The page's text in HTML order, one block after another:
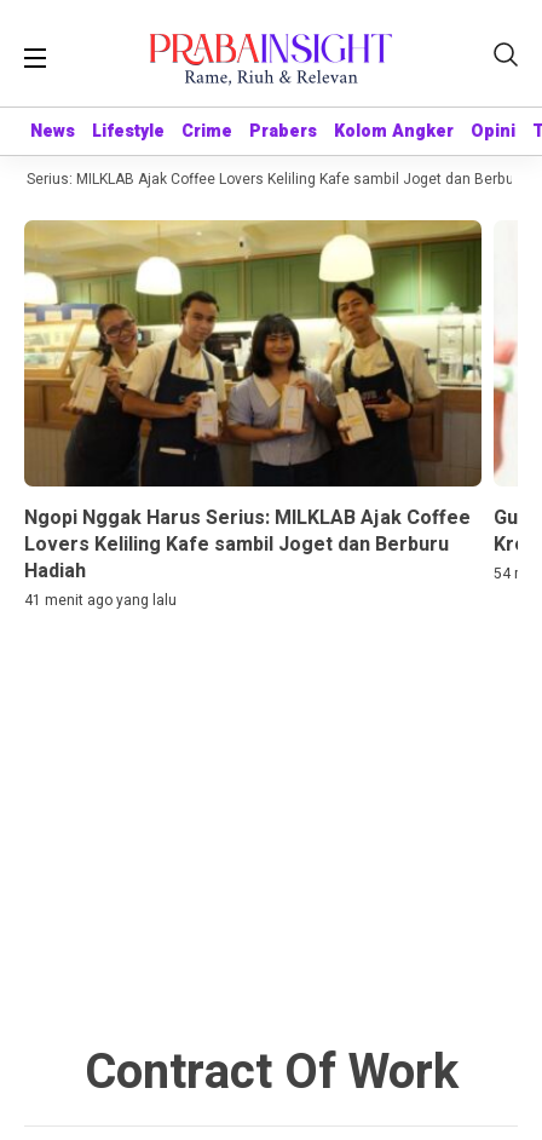
News Lifestyle Crime Prabers Kolom Angker Opini
News Lifestyle Crime Prabers Kolom Angker Opini
Serius: MILKLAB Ajak Coffee Lovers Keliling Kafe sambil Joget dan Berburu
Ngopi Nggak Harus Serius: MILKLAB Ajak Coffee
Lovers Keliling Kafe sambil Joget dan Berburu
Hadiah
41 menit ago yang lalu
Gusi
54
Contract Of Work